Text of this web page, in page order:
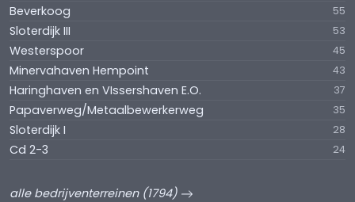
Beverkoog 55
Sloterdijk III 53
Westerspoor 45
Minervahaven Hempoint 43
Haringhaven en VIssershaven E.O. 37
Papaverweg/Metaalbewerkerweg 35
Sloterdijk I 28
Cd 2-3 24
alle bedrijventerreinen (1794)